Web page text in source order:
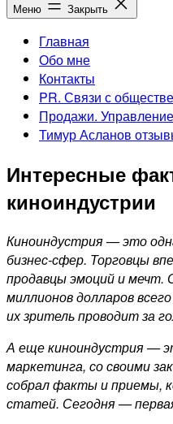
Меню Закрыть
Главная
Обо мне
Контакты
PR. Связи с
Продажи.
Тимур Асланов
Интересные
киноиндустрии
Киноиндустрия — это
бизнес-сфер. Торговцы
продавцы эмоций и
миллионов долларов
их зритель проводит за
А еще киноиндустрия —
маркетинга, со своими
собрал факты и приемы,
статей. Сегодня —